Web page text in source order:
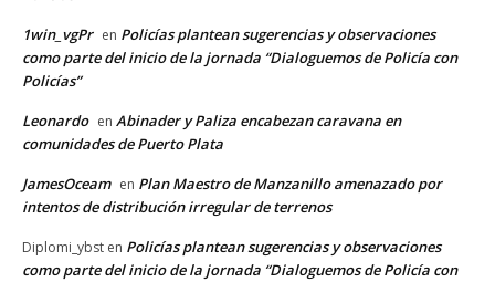
1win_vgPr en Policías plantean sugerencias y observaciones
como parte del inicio de la jornada “Dialoguemos de Policía con
Policías”
Leonardo en Abinader y Paliza encabezan caravana en
comunidades de Puerto Plata
JamesOceam en Plan Maestro de Manzanillo amenazado por
intentos de distribución irregular de terrenos
Diplomi_ybst en Policías plantean sugerencias y observaciones
como parte del inicio de la jornada “Dialoguemos de Policía con